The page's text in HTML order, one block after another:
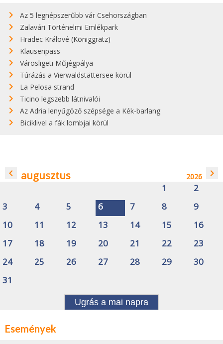
Az 5 legnépszerűbb vár Csehországban
Zalavári Történelmi Emlékpark
Hradec Králové (Königgrätz)
Klausenpass
Városligeti Műjégpálya
Túrázás a Vierwaldstättersee körül
La Pelosa strand
Ticino legszebb látnivalói
Az Adria lenyűgöző szépsége a Kék-barlang
Biciklivel a fák lombjai körül
navigate_before augusztus 2026 navigate_next
1
2
3
4 5 6 7 8
9
10
11 12 13 14 15
16
17
18 19 20 21 22
23
24
25 26 27 28 29
30
31
Ugrás a mai napra
Események